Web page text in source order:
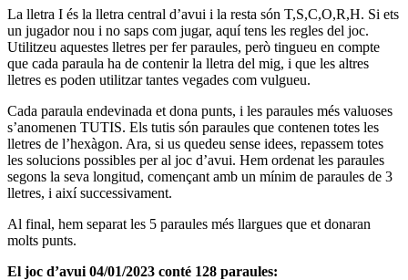
La lletra I és la lletra central d’avui i la resta són T,S,C,O,R,H. Si ets
un jugador nou i no saps com jugar, aquí tens les regles del joc.
Utilitzeu aquestes lletres per fer paraules, però tingueu en compte
que cada paraula ha de contenir la lletra del mig, i que les altres
lletres es poden utilitzar tantes vegades com vulgueu.
Cada paraula endevinada et dona punts, i les paraules més valuoses
s’anomenen TUTIS. Els tutis són paraules que contenen totes les
lletres de l’hexàgon. Ara, si us quedeu sense idees, repassem totes
les solucions possibles per al joc d’avui. Hem ordenat les paraules
segons la seva longitud, començant amb un mínim de paraules de 3
lletres, i així successivament.
Al final, hem separat les 5 paraules més llargues que et donaran
molts punts.
El joc d’avui 04/01/2023 conté 128 paraules: